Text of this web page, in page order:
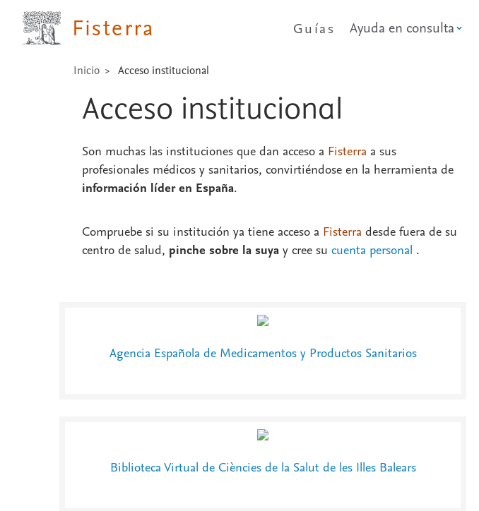
Fisterra Guías Ayuda en consulta
Inicio Acceso institucional
Acceso institucional
Son muchas las instituciones que dan acceso a Fisterra a sus
profesionales médicos y sanitarios, convirtiéndose en la herramienta de
información líder en España.
Compruebe si su institución ya tiene acceso a Fisterra desde fuera de su
centro de salud, pinche sobre la suya y cree su cuenta personal .
Agencia Española de Medicamentos y Productos Sanitarios
Biblioteca Virtual de Ciències de la Salut de les Illes Balears